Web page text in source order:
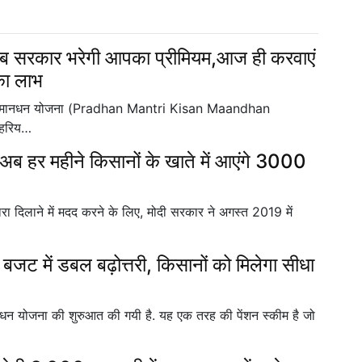
सरकार भरेगी आपका प्रीमियम,आज ही करवाएं
लाभ
मानधन योजना (Pradhan Mantri Kisan Maandhan
हर महीने किसानों के खाते में आएंगे 3000
दिलाने में मदद करने के लिए, मोदी सरकार ने अगस्त 2019 में
में डबल बढ़ोत्तरी, किसानों को मिलेगा सीधा
योजना की शुरुआत की गयी है. यह एक तरह की पेंशन स्कीम है जो